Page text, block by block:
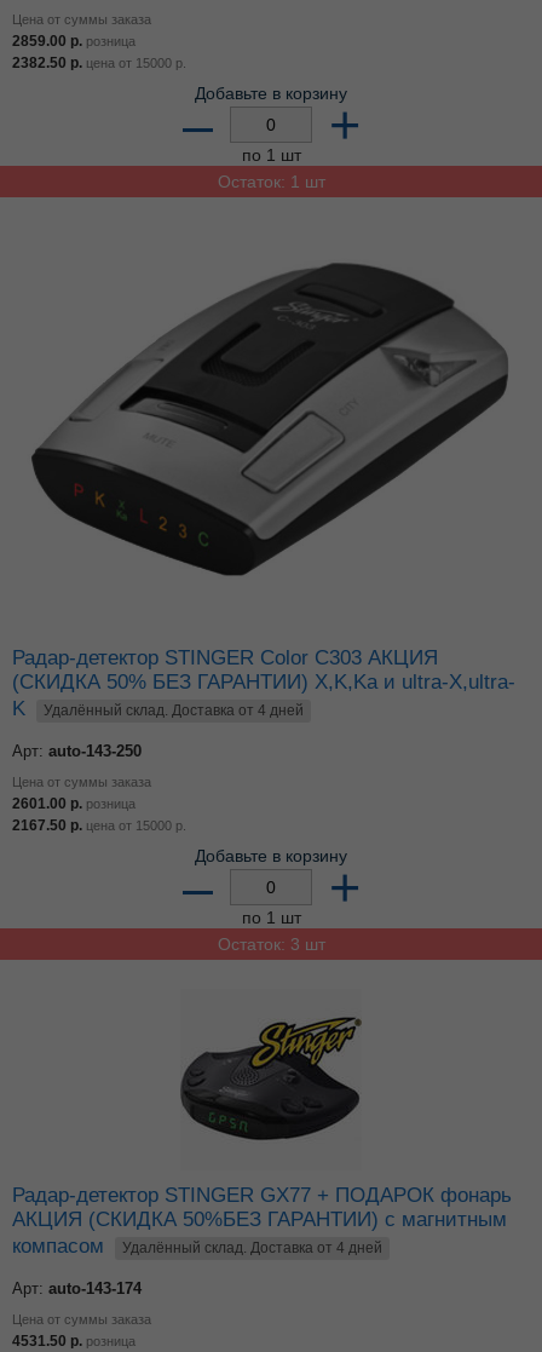
Цена от суммы заказа
2859.00 р. розница
2382.50 р. цена от 15000 р.
Добавьте в корзину
– +
по 1 шт
Остаток: 1 шт
Радар-детектор STINGER Color C303 АКЦИЯ
(СКИДКА 50% БЕЗ ГАРАНТИИ) X,K,Ka и ultra-X,ultra-
K
Удалённый склад. Доставка от 4 дней
Арт: auto-143-250
Цена от суммы заказа
2601.00 р. розница
2167.50 р. цена от 15000 р.
Добавьте в корзину
– +
по 1 шт
Остаток: 3 шт
Радар-детектор STINGER GX77 + ПОДАРОК фонарь
АКЦИЯ (СКИДКА 50%БЕЗ ГАРАНТИИ) c магнитным
компасом
Удалённый склад. Доставка от 4 дней
Арт: auto-143-174
Цена от суммы заказа
4531.50 р. розница